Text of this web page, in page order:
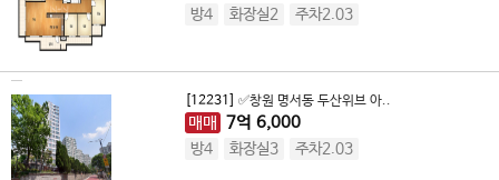
방4 화장실2 주차2.03
[12231] ✅️창원 명서동 두산위브 아..
매매 7억 6,000
방4 화장실3 주차2.03